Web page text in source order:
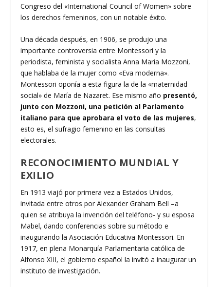
Congreso del «International Council of Women» sobre
los derechos femeninos, con un notable éxito.
Una década después, en 1906, se produjo una
importante controversia entre Montessori y la
periodista, feminista y socialista Anna Maria Mozzoni,
que hablaba de la mujer como «Eva moderna».
Montessori oponía a esta figura la de la «maternidad
social» de María de Nazaret. Ese mismo año presentó,
junto con Mozzoni, una petición al Parlamento
italiano para que aprobara el voto de las mujeres,
esto es, el sufragio femenino en las consultas
electorales.
RECONOCIMIENTO MUNDIAL Y
EXILIO
En 1913 viajó por primera vez a Estados Unidos,
invitada entre otros por Alexander Graham Bell –a
quien se atribuya la invención del teléfono- y su esposa
Mabel, dando conferencias sobre su método e
inaugurando la Asociación Educativa Montessori. En
1917, en plena Monarquía Parlamentaria católica de
Alfonso XIII, el gobierno español la invitó a inaugurar un
instituto de investigación.